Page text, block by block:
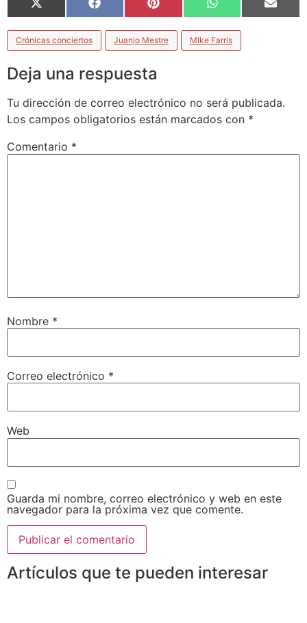
X
(Twitter)
Facebook Pinterest WhatsApp Email
Crónicas conciertos Juanjo Mestre MIke Farris
Deja una respuesta
Tu dirección de correo electrónico no será publicada.
Los campos obligatorios están marcados con *
Comentario *
Nombre *
Correo electrónico *
Web
Guarda mi nombre, correo electrónico y web en este
navegador para la próxima vez que comente.
Artículos que te pueden interesar